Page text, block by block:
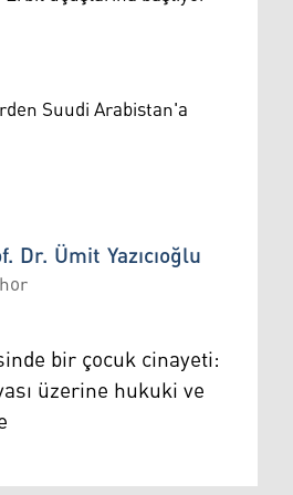
Suudi Arabistan'a
Dr. Ümit Yazıcıoğlu
bir çocuk cinayeti:
üzerine hukuki ve